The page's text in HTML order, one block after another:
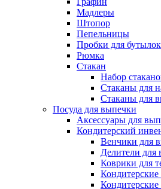
Мадлеры
Штопор
Пепельницы
Пробки для бутылок
Рюмка
Стакан
Набор
Стаканы для
Стаканы для
Посуда для выпечки
Аксессуары для
Кондитерский
Венчики для
Делители для
Коврики для